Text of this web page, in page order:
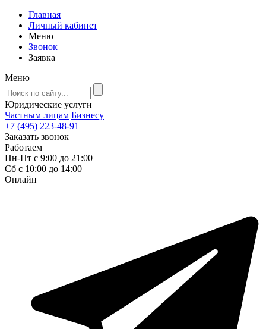
Главная
Личный кабинет
Меню
Звонок
Заявка
Меню
Юридические услуги
Частным лицам Бизнесу
+7 (495) 223-48-91
Заказать звонок
Работаем
Пн-Пт с 9:00 до 21:00
Сб с 10:00 до 14:00
Онлайн